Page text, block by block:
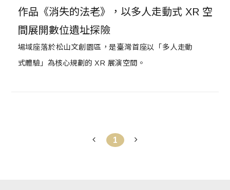
作品《消失的法老》，以多人走動式 XR 空
間展開數位遺址探險
場域座落於松山文創園區，是臺灣首座以「多人走動
式體驗」為核心規劃的 XR 展演空間。
1